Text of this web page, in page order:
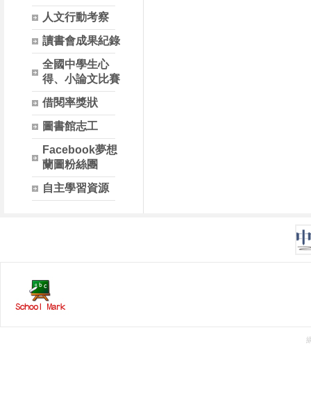
人文行動考察
讀書會成果紀錄
全國中學生心
得、小論文比賽
借閱率獎狀
圖書館志工
Facebook夢想
蘭圖粉絲團
自主學習資源